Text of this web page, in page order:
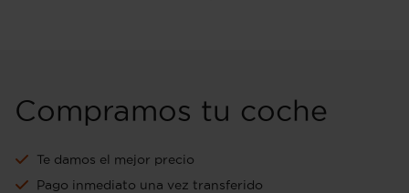
Compramos tu coche
Te damos el mejor precio
Pago inmediato una vez transferido